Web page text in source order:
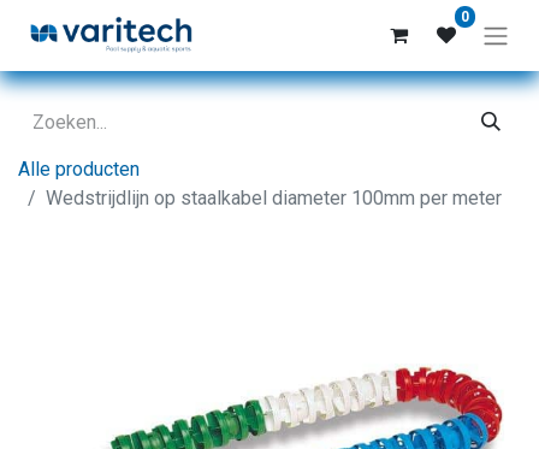
0
Alle producten
Wedstrijdlijn op staalkabel diameter 100mm per meter